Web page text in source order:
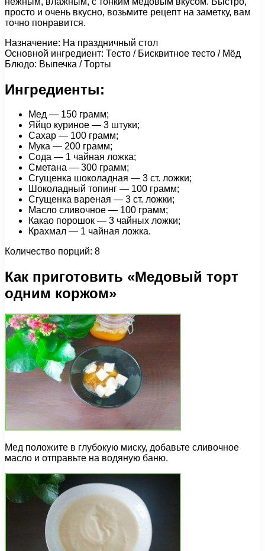
просто и очень вкусно, возьмите рецепт на заметку, вам
точно понравится.
Назначение: На праздничный стол
Основной ингредиент: Тесто / Бисквитное тесто / Мёд
Блюдо: Выпечка / Торты
Ингредиенты:
Мед — 150 грамм;
Яйцо куриное — 3 штуки;
Сахар — 100 грамм;
Мука — 200 грамм;
Сода — 1 чайная ложка;
Сметана — 300 грамм;
Сгущенка шоколадная — 3 ст. ложки;
Шоколадный топинг — 100 грамм;
Сгущенка вареная — 3 ст. ложки;
Масло сливочное — 100 грамм;
Какао порошок — 3 чайных ложки;
Крахмал — 1 чайная ложка.
Количество порций: 8
Как приготовить «Медовый торт
одним коржом»
Мед положите в глубокую миску, добавьте сливочное
масло и отправьте на водяную баню.